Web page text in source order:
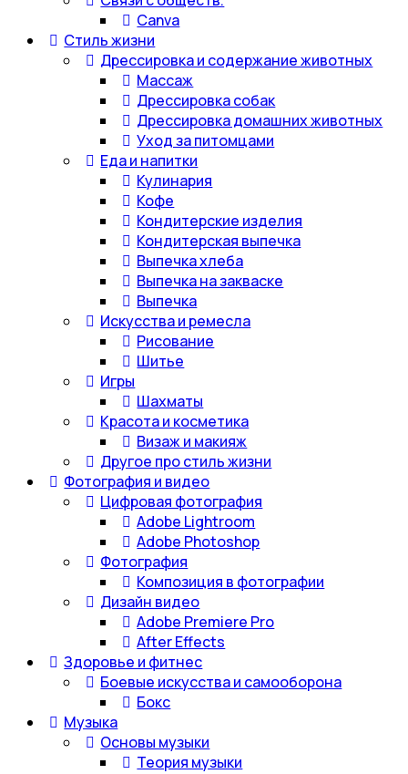
Canva
Стиль жизни
Дрессировка и содержание животных
Массаж
Дрессировка собак
Дрессировка домашних животных
Уход за питомцами
Еда и напитки
Кулинария
Кофе
Кондитерские изделия
Кондитерская выпечка
Выпечка хлеба
Выпечка на закваске
Выпечка
Искусства и ремесла
Рисование
Шитье
Игры
Шахматы
Красота и косметика
Визаж и макияж
Другое про стиль жизни
Фотография и видео
Цифровая фотография
Adobe Lightroom
Adobe Photoshop
Фотография
Композиция в фотографии
Дизайн видео
Adobe Premiere Pro
After Effects
Здоровье и фитнес
Боевые искусства и самооборона
Бокс
Музыка
Основы музыки
Теория музыки